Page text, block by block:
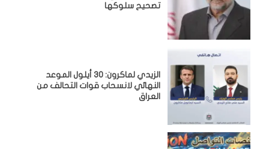
تصحيح سلوكها
الزيدي لماكرون: 30 أيلول الموعد
النهائي لانسحاب قوات التحالف من
العراق